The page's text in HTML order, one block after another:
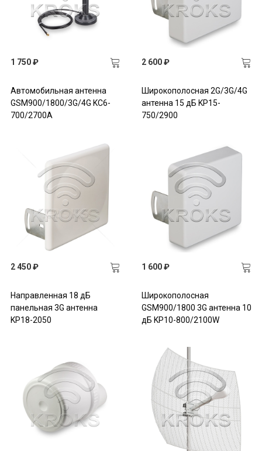
1 750 ₽
Автомобильная антенна
GSM900/1800/3G/4G KC6-
700/2700A
2 600 ₽
Широкополосная 2G/3G/4G
антенна 15 дБ KP15-
750/2900
2 450 ₽
Направленная 18 дБ
панельная 3G антенна
KP18-2050
1 600 ₽
Широкополосная
GSM900/1800 3G антенна 10
дБ KP10-800/2100W